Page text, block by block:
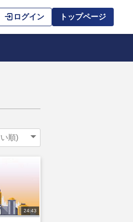
ログイン トップページ
24:43